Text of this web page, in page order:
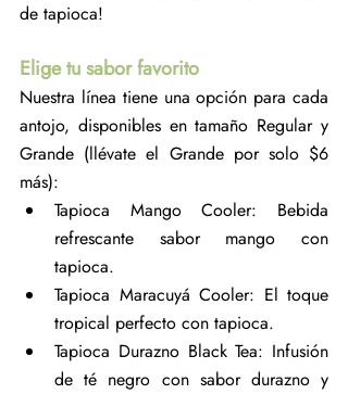
de tapioca!
Elige tu sabor favorito
Nuestra línea tiene una opción para cada
antojo, disponibles en tamaño Regular y
Grande (llévate el Grande por solo $6
más):
Tapioca Mango Cooler: Bebida
refrescante sabor mango con
tapioca.
Tapioca Maracuyá Cooler: El toque
tropical perfecto con tapioca.
Tapioca Durazno Black Tea: Infusión
de té negro con sabor durazno y